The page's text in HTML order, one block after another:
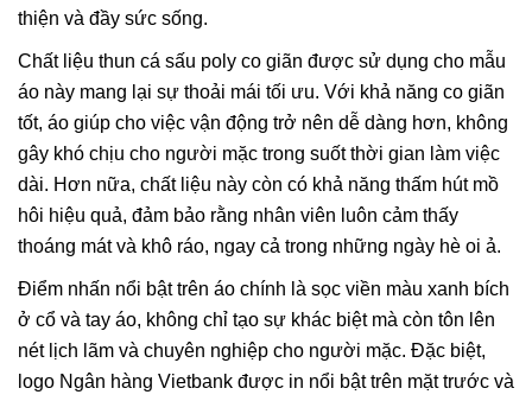
thiện và đầy sức sống.
Chất liệu thun cá sấu poly co giãn được sử dụng cho mẫu
áo này mang lại sự thoải mái tối ưu. Với khả năng co giãn
tốt, áo giúp cho việc vận động trở nên dễ dàng hơn, không
gây khó chịu cho người mặc trong suốt thời gian làm việc
dài. Hơn nữa, chất liệu này còn có khả năng thấm hút mồ
hôi hiệu quả, đảm bảo rằng nhân viên luôn cảm thấy
thoáng mát và khô ráo, ngay cả trong những ngày hè oi ả.
Điểm nhấn nổi bật trên áo chính là sọc viền màu xanh bích
ở cổ và tay áo, không chỉ tạo sự khác biệt mà còn tôn lên
nét lịch lãm và chuyên nghiệp cho người mặc. Đặc biệt,
logo Ngân hàng Vietbank được in nổi bật trên mặt trước và